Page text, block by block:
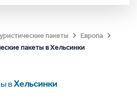
пакеты
Европа
пакеты в Хельсинки
вХельсинки